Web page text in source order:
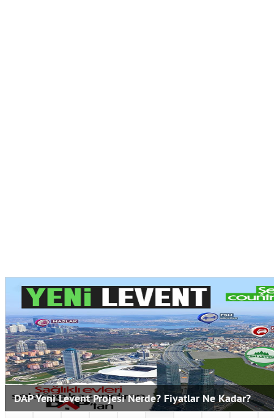
Çimento Piyasasında Neler Oluyor, 1 Torba Çimento
Liraya Yükseldi?